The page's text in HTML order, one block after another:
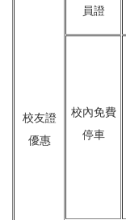
校友證
優惠
員證
校內免費
停車